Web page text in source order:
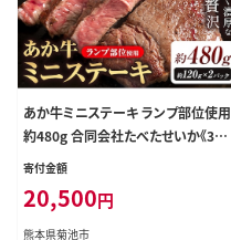
あか牛ミニステーキ ランプ部位使用
約480g 合同会社たべたせいか《30
日以内に出荷予定(土日祝除く)》熊
牛 ステーキ ミニステーキ 個包装 小
分け 熊本県産 冷凍 送料無料---069
寄付金額
20,500円
熊本県菊池市